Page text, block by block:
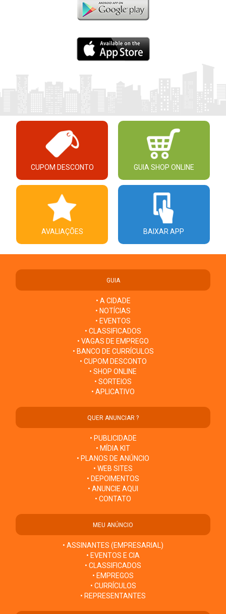
CUPOM DESCONTO GUIA SHOP ONLINE
AVALIAÇÕES BAIXAR APP
GUIA
• A CIDADE
• NOTÍCIAS
• EVENTOS
• CLASSIFICADOS
• VAGAS DE EMPREGO
• BANCO DE CURRÍCULOS
• CUPOM DESCONTO
• SHOP ONLINE
• SORTEIOS
• APLICATIVO
QUER ANUNCIAR ?
• PUBLICIDADE
• MÍDIA KIT
• PLANOS DE ANÚNCIO
• WEB SITES
• DEPOIMENTOS
• ANUNCIE AQUI
• CONTATO
MEU ANÚNCIO
• ASSINANTES (EMPRESARIAL)
• EVENTOS E CIA
• CLASSIFICADOS
• EMPREGOS
• CURRÍCULOS
• REPRESENTANTES